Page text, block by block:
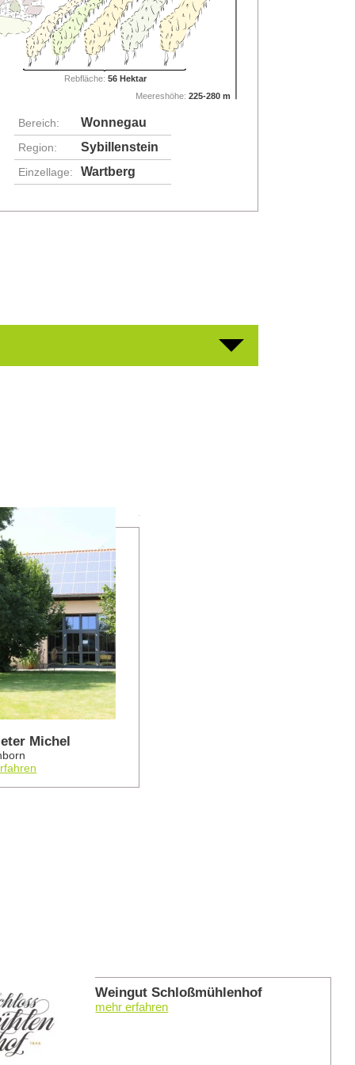
Rebfläche: 56 Hektar
Meereshöhe:225-280 m
Bereich: Wonnegau
Region: Sybillenstein
Einzellage: Wartberg
Michel
Weingut Schloßmühlenhof
mehr erfahren